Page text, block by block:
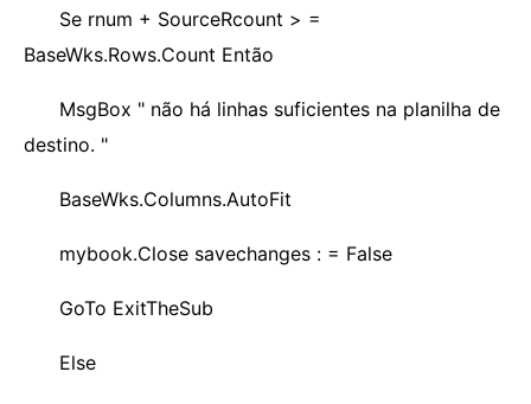
Se rnum + SourceRcount > =
BaseWks.Rows.Count Então
MsgBox " não há linhas suficientes na planilha de
destino. "
BaseWks.Columns.AutoFit
mybook.Close savechanges : = False
GoTo ExitTheSub
Else